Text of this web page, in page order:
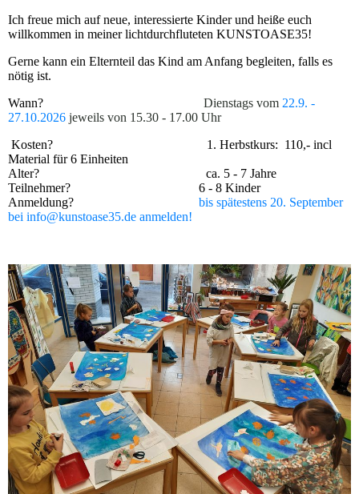
Ich freue mich auf neue, interessierte Kinder und heiße euch
willkommen in meiner lichtdurchfluteten KUNSTOASE35!
Gerne kann ein Elternteil das Kind am Anfang begleiten, falls es
nötig ist.
Wann?
Dienstags vom 22.9. -
27.10.2026 jeweils von 15.30 - 17.00 Uhr
Kosten? 1. Herbstkurs: 110,- incl
Material für 6 Einheiten
Alter? ca. 5 - 7 Jahre
Teilnehmer? 6 - 8 Kinder
Anmeldung?
bis spätestens 20. September
bei info@kunstoase35.de anmelden!